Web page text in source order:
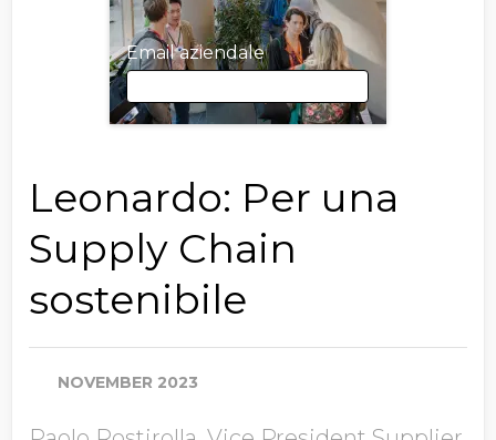
Email aziendale
Nome
Cognome
Leonardo: Per una
Supply Chain
sostenibile
NOVEMBER 2023